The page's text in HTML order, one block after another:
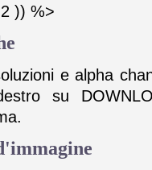
)) %>
e alpha
su